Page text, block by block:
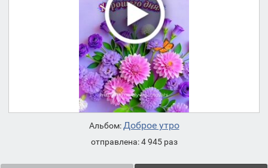
Альбом:Доброе утро
отправлена: 4 945 раз